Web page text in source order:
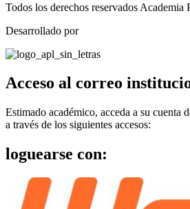
Todos los derechos reservados
Desarrollado por
Acceso al correo
Estimado académico, acceda a su cuenta
a través de los siguientes accesos:
loguearse con: